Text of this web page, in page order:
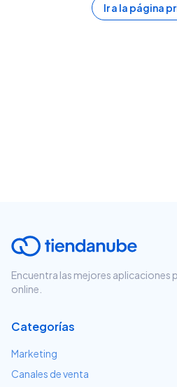
Ir a la página
Encuentra las mejores aplicaciones
online.
Categorías
Marketing
Canales de venta